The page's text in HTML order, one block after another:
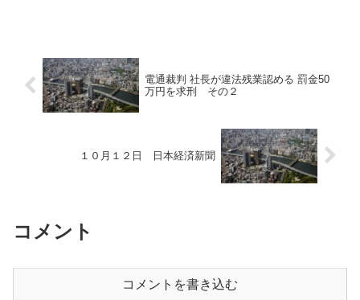
電通裁判 社長が違法残業認める 罰金50
万円を求刑 その２
１０月１２日 日本経済新聞
コメント
コメントを書き込む